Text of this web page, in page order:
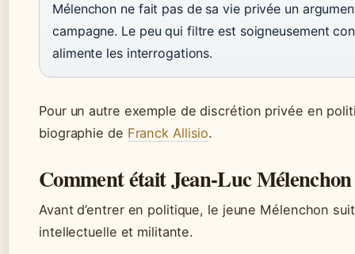
Mélenchon ne fait pas de sa vie privée un
campagne. Le peu qui filtre est soigneusement
alimente les interrogations.
Pour un autre exemple de discrétion privée en
biographie de Franck Allisio.
Comment était Jean‑Luc
Avant d’entrer en politique, le jeune Mélenchon
intellectuelle et militante.